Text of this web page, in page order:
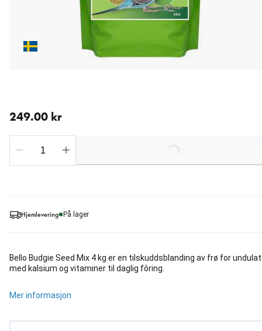
Hjemlevering På lager
Bello Budgie Seed Mix 4 kg er en tilskuddsblanding av frø for
med kalsium og vitaminer til daglig fôring.
Mer informasjon
249.00 kr